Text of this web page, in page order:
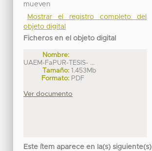
mueven
Mostrar el registro completo del
objeto digital
Ficheros en el objeto digital
Nombre:
UAEM-FaPUR-TESIS- ...
Tamaño: 1.453Mb
Formato: PDF
Ver documento
Este ítem aparece en la(s) siguiente(s)